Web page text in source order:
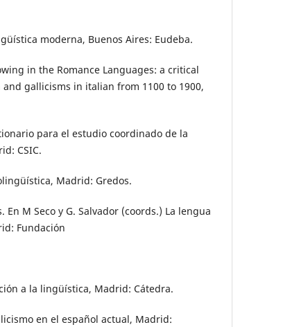
moderna, Buenos Aires: Eudeba.
in the Romance Languages: a critical
gallicisms in italian from 1100 to 1900,
para el estudio coordinado de la
CSIC.
Madrid: Gredos.
En M Seco y G. Salvador (coords.) La lengua
Fundación
a la lingüística, Madrid: Cátedra.
en el español actual, Madrid: